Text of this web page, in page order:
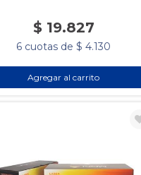
$ 19.827
6 cuotas de $ 4.130
Agregar al carrito